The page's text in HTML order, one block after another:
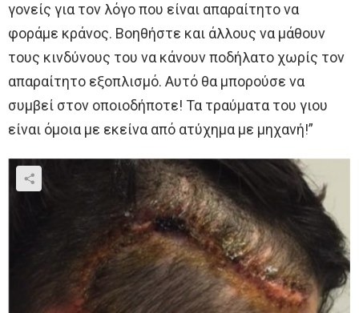
γονείς για τον λόγο που είναι απαραίτητο να
φοράμε κράνος. Βοηθήστε και άλλους να μάθουν
τους κινδύνους του να κάνουν ποδήλατο χωρίς τον
απαραίτητο εξοπλισμό. Αυτό θα μπορούσε να
συμβεί στον οποιοδήποτε! Τα τραύματα του γιου
είναι όμοια με εκείνα από ατύχημα με μηχανή!”